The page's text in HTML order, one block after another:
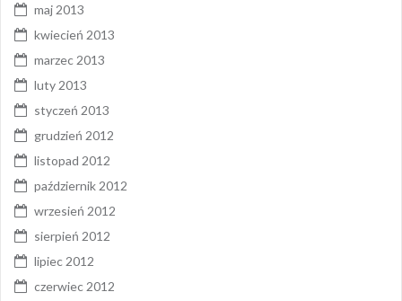
maj 2013
kwiecień 2013
marzec 2013
luty 2013
styczeń 2013
grudzień 2012
listopad 2012
październik 2012
wrzesień 2012
sierpień 2012
lipiec 2012
czerwiec 2012